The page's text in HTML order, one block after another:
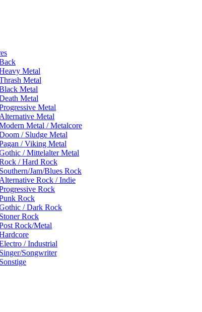
Metal
Metal
Metal
Metal
Metal
Alternative Metal
Metal / Metalcore
/ Sludge Metal
/ Viking Metal
/ Mittelalter Metal
/ Hard Rock
Southern/Jam/Blues Rock
Alternative Rock / Indie
Rock
Rock
/ Dark Rock
Stoner Rock
Rock/Metal
/ Industrial
Singer/Songwriter
Sonstige